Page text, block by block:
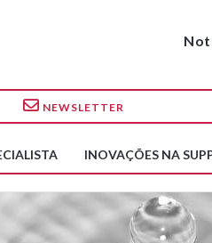
NEWSLETTER
INOVAÇÕES NA